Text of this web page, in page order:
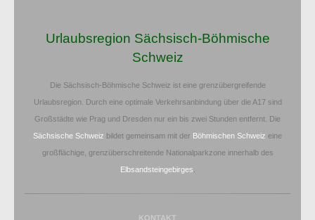
Urlaubsregion Sächsisch-Böhmische
Schweiz
Die Sächsisch-Böhmische Schweiz ist eine grenzübergreifende
Urlaubsregion. Durch eine optimale Verkehrsanbindung über die A17 sind
Großstädte wie Prag und Dresden nur ein bis zwei Stunden entfernt. Die
Sächsische Schweiz bildet gemeinsam mit der Böhmischen Schweiz eine
großflächige, grenzüberschreitende Nationalparkzone innerhalb des
Elbsandsteingebirges
KONTAKT